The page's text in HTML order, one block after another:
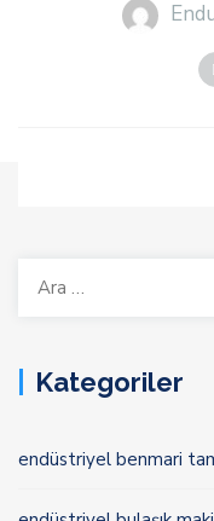
Arama:
Kategoriler
endüstriyel benmari